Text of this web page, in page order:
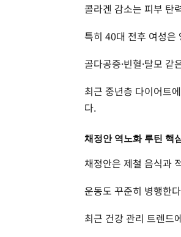
콜라겐 감소는 피부 탄
특히 40대 전후 여성은
골다공증·빈혈·탈모
최근 중년층 다이어트
다.
채정안 역노화 루틴 핵
채정안은 제철 음식과
운동도 꾸준히 병행한
최근 건강 관리 트렌드